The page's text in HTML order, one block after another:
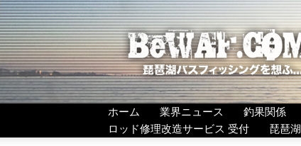
BeWAF
(ビ
ワ
エ
フ）
ホーム 業界ニュース 釣果関係
ロッド修理改造サービス 受付
琵琶